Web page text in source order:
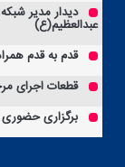
دیدار مدیر
عبدالعظیم(ع)
قدم به قدم
قطعات اجرای
برگزاری حضوری